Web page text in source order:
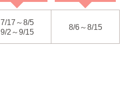
7/17～8/5
9/2～9/15
8/6～8/15